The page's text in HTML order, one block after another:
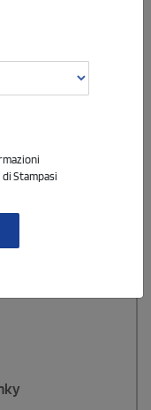
Stampasi